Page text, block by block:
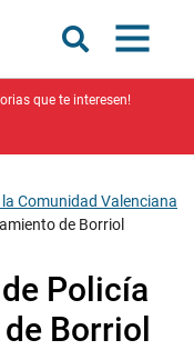
que te interesen!
Comunidad Valenciana
de Borriol
Policía
Borriol